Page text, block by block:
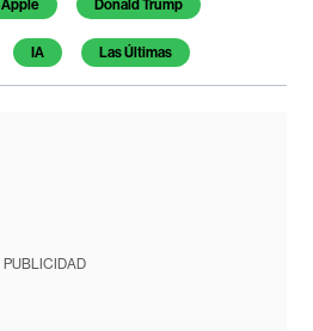
Apple Donald Trump
IA Las Últimas
PUBLICIDAD